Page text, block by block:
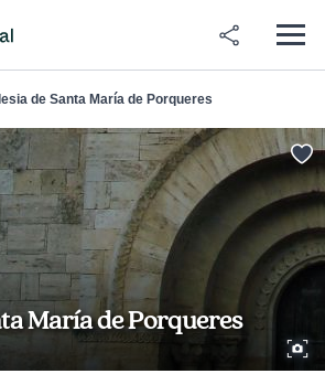
de Santa María de Porqueres
María de Porqueres